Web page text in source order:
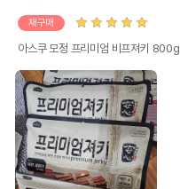
재구매
아스쿠 모정 프리미엄 비프져키 800g